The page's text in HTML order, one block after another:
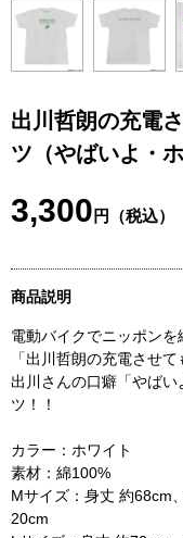
出川哲朗の充電
ツ（やばいよ・ホ
3,300 円（税込）
商品説明
電動バイクでニッポン
「出川哲朗の充電させて
出川さんの口癖「やば
ツ！！
カラー：ホワイト
素材：綿100%
Mサイズ：身丈 約68cm
20cm